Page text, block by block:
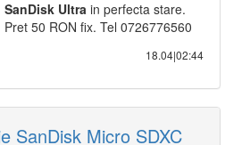
SanDisk Ultra in perfecta stare.
Pret 50 RON fix. Tel 0726776560
18.04|02:44
SanDisk Micro SDXC